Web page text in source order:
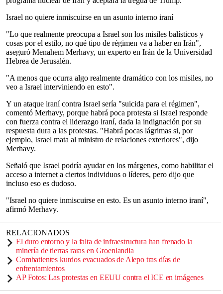
Israel no quiere inmiscuirse en un asunto interno iraní
"Lo que realmente preocupa a Israel son los misiles balísticos y
cosas por el estilo, no qué tipo de régimen va a haber en Irán",
aseguró Menahem Merhavy, un experto en Irán de la Universidad
Hebrea de Jerusalén.
"A menos que ocurra algo realmente dramático con los misiles, no
veo a Israel interviniendo en esto".
Y un ataque iraní contra Israel sería "suicida para el régimen",
comentó Merhavy, porque habrá poca protesta si Israel responde
con fuerza contra el liderazgo iraní, dada la indignación por su
respuesta dura a las protestas. "Habrá pocas lágrimas si, por
ejemplo, Israel mata al ministro de relaciones exteriores", dijo
Merhavy.
Señaló que Israel podría ayudar en los márgenes, como habilitar el
acceso a internet a ciertos individuos o líderes, pero dijo que
incluso eso es dudoso.
"Israel no quiere inmiscuirse en esto. Es un asunto interno iraní",
afirmó Merhavy.
RELACIONADOS
El duro entorno y la falta de infraestructura han frenado la
minería de tierras raras en Groenlandia
Combatientes kurdos evacuados de Alepo tras días de
enfrentamientos
AP Fotos: Las protestas en EEUU contra el ICE en imágenes